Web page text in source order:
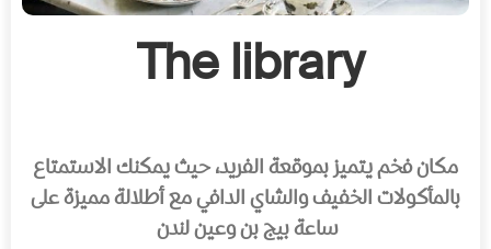
The library
مكان فخم يتميز بموقعة الفريد، حيث يمكنك الاستمتاع
بالمأكولات الخفيف والشاي الدافي مع أطلالة مميزة على
ساعة بيج بن وعين لندن